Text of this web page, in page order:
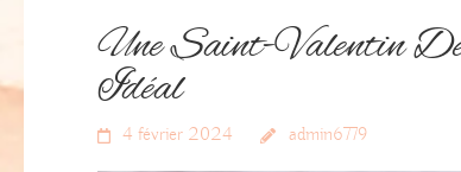
Une Saint-Valentin
Idéal
4 février 2024 admin6779